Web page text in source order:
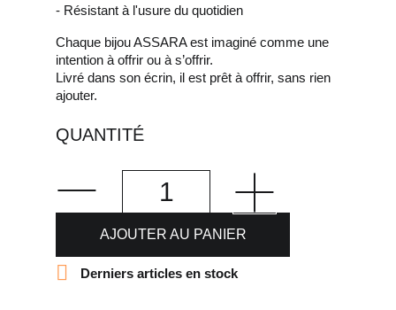
- Résistant à l'usure du quotidien
Chaque bijou ASSARA est imaginé comme une
intention à offrir ou à s’offrir.
Livré dans son écrin, il est prêt à offrir, sans rien
ajouter.
QUANTITÉ
AJOUTER AU PANIER
 Derniers articles en stock